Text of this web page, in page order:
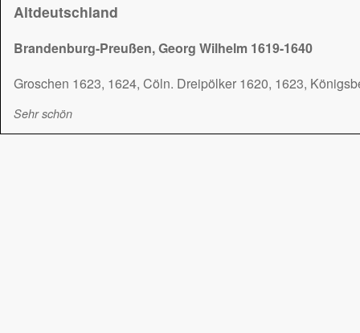
Altdeutschland
Brandenburg-Preußen, Georg Wilhelm 1619-1640
Groschen 1623, 1624, Cöln. Dreipölker 1620, 1623,
Sehr schön